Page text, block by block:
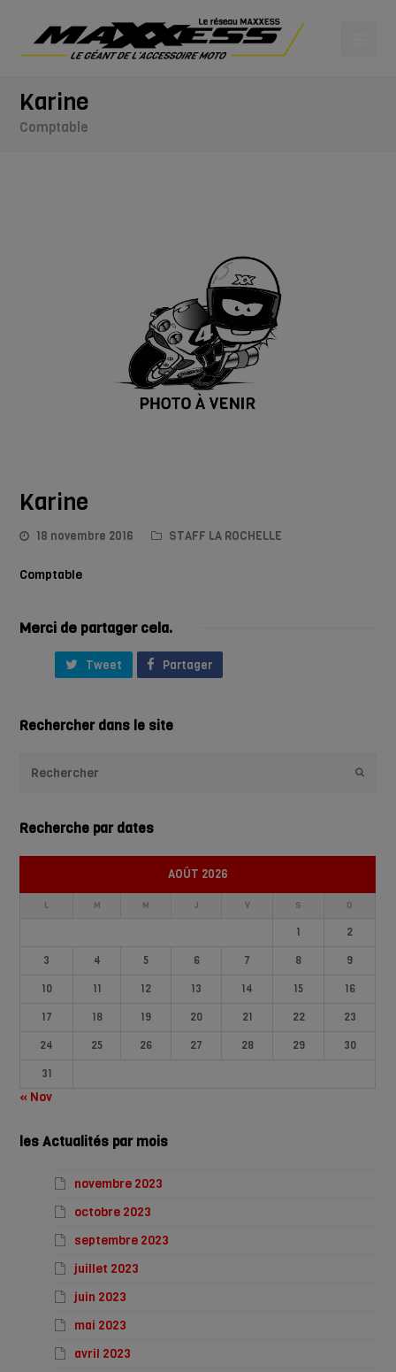
Karine
Comptable
Karine
18 novembre 2016 STAFF LA ROCHELLE
Comptable
Merci de partager cela.
Tweet Partager
Rechercher dans le site
Recherche par dates
AOÛT 2026
L M M J V S D
1
2
3
4 5 6 7 8
9
10
11 12 13 14 15
16
17
18 19 20 21 22
23
24
25 26 27 28 29
30
31
« Nov
les Actualités par mois
novembre 2023
octobre 2023
septembre 2023
juillet 2023
juin 2023
mai 2023
avril 2023